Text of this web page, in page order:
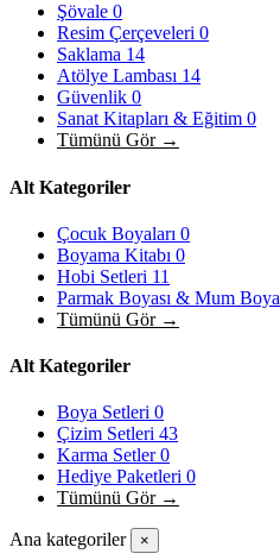
Şövale 0
Resim Çerçeveleri 0
Saklama 14
Atölye Lambası 14
Güvenlik 0
Sanat Kitapları & Eğitim 0
Tümünü Gör →
Alt Kategoriler
Çocuk Boyaları 0
Boyama Kitabı 0
Hobi Setleri 11
Parmak Boyası & Mum Boya
Tümünü Gör →
Alt Kategoriler
Boya Setleri 0
Çizim Setleri 43
Karma Setler0
Hediye Paketleri 0
Tümünü Gör →
Ana kategoriler ×